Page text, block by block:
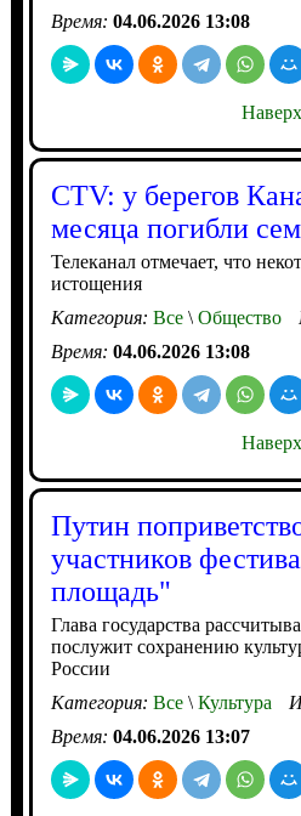
Время: 04.06.2026 13:08
Наверх
CTV: у берегов
месяца погибли
Телеканал отмечает, что
истощения
Категория: Все\Общество
Время: 04.06.2026 13:08
Наверх
Путин
участников
площадь"
Глава государства
послужит сохранению
России
Категория: Все\Культура
Время: 04.06.2026 13:07